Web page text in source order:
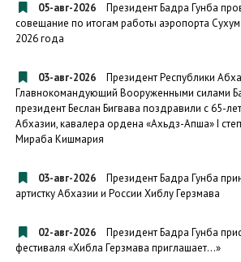
05-авг-2026
Президент Бадра Гунба
совещание по итогам работы аэропорта
2026 года
03-авг-2026
Президент Республики
Главнокомандующий Вооруженными силами
президент Беслан Бигвава поздравили с 65-
Абхазии, кавалера ордена «Ахьдз-Апша» I
Мираба Кишмария
03-авг-2026
Президент Бадра Гунба
артистку Абхазии и России Хиблу Герзмава
02-авг-2026
Президент Бадра Гунба
фестиваля «Хибла Герзмава приглашает…»